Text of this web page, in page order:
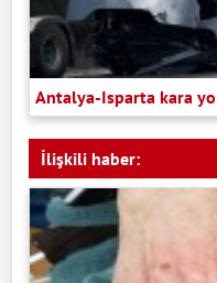
Antalya-Isparta kara
İlişkili haber: